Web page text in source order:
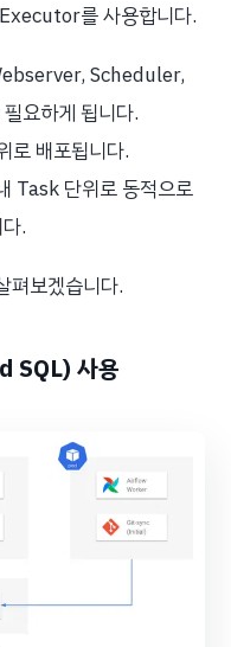
를 사용합니다.
Scheduler,
요하게 됩니다.
로 배포됩니다.
Task 단위로 동적으로
.
펴보겠습니다.
사용